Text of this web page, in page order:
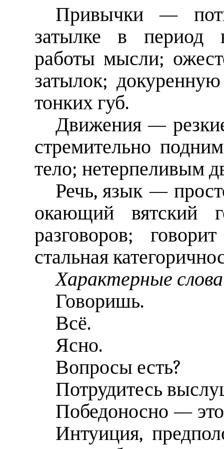
Привычки —
затылке в период
работы мысли;
затылок;
тонких губ.
Движения —
стремительно
тело; нетерпеливым
Речь, язык —
окающий вятский
разговоров;
стальная
Характерные
Говоришь.
Всё.
Ясно.
Вопросы есть?
Потрудитесь
Победоносно —
Интуиция,